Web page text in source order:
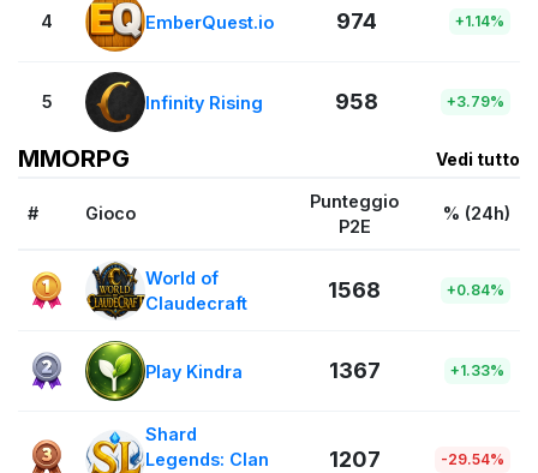
4 EmberQuest.io 974 +1.14%
5 Infinity Rising 958 +3.79%
MMORPG Vedi tutto
# Gioco
Punteggio
P2E
% (24h)
World of
Claudecraft
1568 +0.84%
Play Kindra 1367 +1.33%
Shard
Legends: Clan
1207 -29.54%